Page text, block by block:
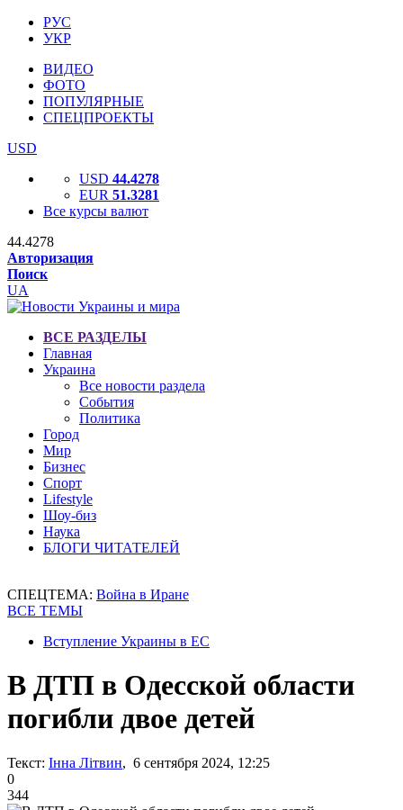
РУС
УКР
ВИДЕО
ФОТО
ПОПУЛЯРНЫЕ
СПЕЦПРОЕКТЫ
USD
USD 44.4278
EUR 51.3281
Все курсы валют
44.4278
Авторизация
Поиск
UA
ВСЕ РАЗДЕЛЫ
Главная
Украина
Все новости раздела
События
Политика
Город
Мир
Бизнес
Спорт
Lifestyle
Шоу-биз
Наука
БЛОГИ ЧИТАТЕЛЕЙ
СПЕЦТЕМА: Война в Иране
ВСЕ ТЕМЫ
Вступление Украины в ЕС
В ДТП в Одесской области
погибли двое детей
Текст: Інна Літвин, 6 сентября 2024, 12:25
0
344